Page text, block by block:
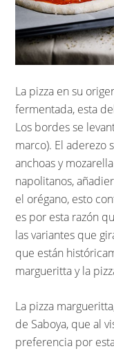
La pizza en su
fermentada, esta
Los bordes se
marco). El aderezo
anchoas y
napolitanos,
el orégano, esto
es por esta razón
las variantes que
que están
margueritta y la
La pizza
de Saboya, que al
preferencia por